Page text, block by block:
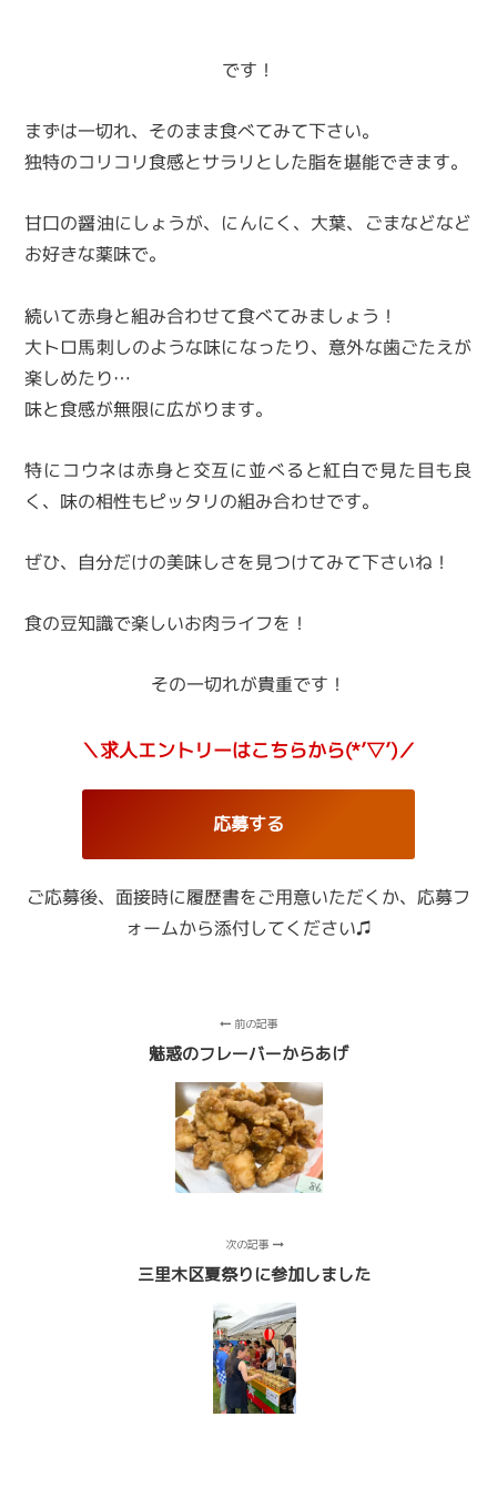
です！
まずは一切れ、そのまま食べてみて下さい。
独特のコリコリ食感とサラリとした脂を堪能できます。
甘口の醤油にしょうが、にんにく、大葉、ごまなどなど
お好きな薬味で。
続いて赤身と組み合わせて食べてみましょう！
大トロ馬刺しのような味になったり、意外な歯ごたえが
楽しめたり…
味と食感が無限に広がります。
特にコウネは赤身と交互に並べると紅白で見た目も良
く、味の相性もピッタリの組み合わせです。
ぜひ、自分だけの美味しさを見つけてみて下さいね！
食の豆知識で楽しいお肉ライフを！
その一切れが貴重です！
＼求人エントリーはこちらから(*’▽’)／
応募する
ご応募後、面接時に履歴書をご用意いただくか、応募フ
ォームから添付してください♫
前の記事
魅惑のフレーバーからあげ
次の記事
三里木区夏祭りに参加しました